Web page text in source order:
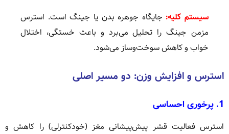
سیستم کلیه: جایگاه جوهره بدن یا جینگ است. استرس
مزمن جینگ را تحلیل می‌برد و باعث خستگی، اختلال
خواب و کاهش سوخت‌وساز می‌شود.
استرس و افزایش وزن: دو مسیر اصلی
1. پرخوری احساسی
استرس فعالیت قشر پیش‌پیشانی مغز (خودکنترلی) را کاهش و